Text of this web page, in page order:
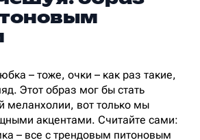
– тоже, очки – как раз такие,
Этот образ мог бы стать
меланхолии, вот только мы
акцентами. Считайте сами:
– все с трендовым питоновым